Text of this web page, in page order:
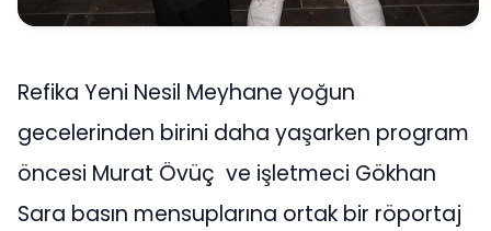
Refika Yeni Nesil Meyhane yoğun
gecelerinden birini daha yaşarken program
öncesi Murat Övüç ve işletmeci Gökhan
Sara basın mensuplarına ortak bir röportaj